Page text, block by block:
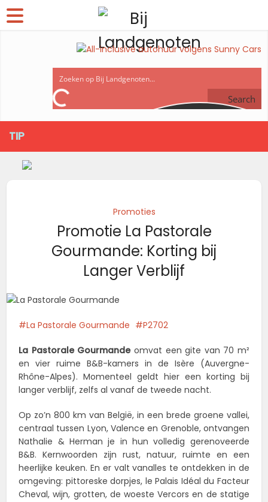
Search
TIP
Promoties
Promotie La Pastorale
Gourmande: Korting bij
Langer Verblijf
La Pastorale Gourmande P2702
La Pastorale Gourmandeomvat een gite van 70 m²
en vier ruime B&B-kamers in de Isère (Auvergne-
Rhône-Alpes). Momenteel geldt hier een korting bij
langer verblijf, zelfs al vanaf de tweede nacht.
Op zo’n 800 km van België, in een brede groene vallei,
centraal tussen Lyon, Valence en Grenoble, ontvangen
Nathalie & Herman je in hun volledig gerenoveerde
B&B. Kernwoorden zijn rust, natuur, ruimte en een
heerlijke keuken. En er valt vanalles te ontdekken in de
omgeving: pittoreske dorpjes, le Palais Idéal du Facteur
Cheval, wijn, grotten, de woeste Vercors en de statige